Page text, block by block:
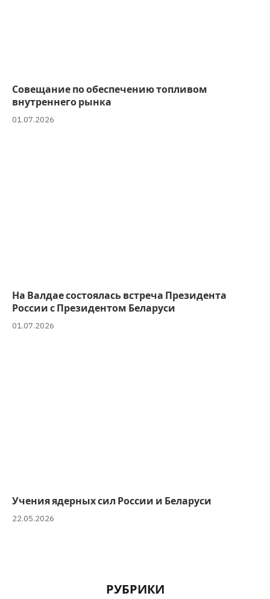
Совещание по обеспечению топливом
внутреннего рынка
01.07.2026
На Валдае состоялась встреча Президента
России с Президентом Беларуси
01.07.2026
Учения ядерных сил России и Беларуси
22.05.2026
РУБРИКИ